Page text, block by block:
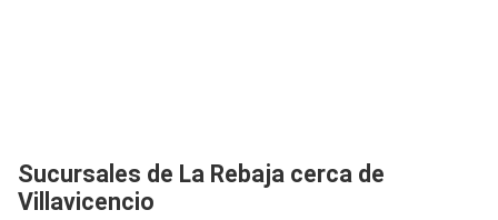
Sucursales de La Rebaja cerca de
Villavicencio